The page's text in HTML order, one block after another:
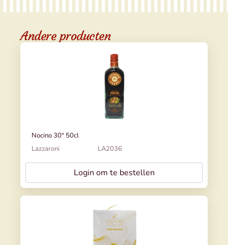
Andere producten
Nocino 30° 50cl
Lazzaroni
LA2036
Login om te bestellen